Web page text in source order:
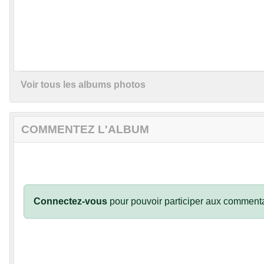
Voir tous les albums photos
COMMENTEZ L'ALBUM
Connectez-vous pour pouvoir participer aux